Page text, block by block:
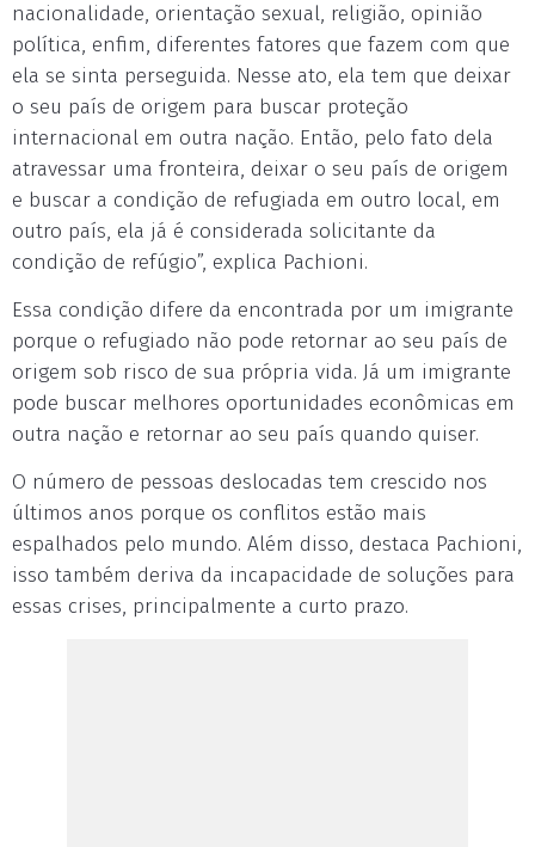
nacionalidade, orientação sexual, religião, opinião
política, enfim, diferentes fatores que fazem com que
ela se sinta perseguida. Nesse ato, ela tem que deixar
o seu país de origem para buscar proteção
internacional em outra nação. Então, pelo fato dela
atravessar uma fronteira, deixar o seu país de origem
e buscar a condição de refugiada em outro local, em
outro país, ela já é considerada solicitante da
condição de refúgio”, explica Pachioni.
Essa condição difere da encontrada por um imigrante
porque o refugiado não pode retornar ao seu país de
origem sob risco de sua própria vida. Já um imigrante
pode buscar melhores oportunidades econômicas em
outra nação e retornar ao seu país quando quiser.
O número de pessoas deslocadas tem crescido nos
últimos anos porque os conflitos estão mais
espalhados pelo mundo. Além disso, destaca Pachioni,
isso também deriva da incapacidade de soluções para
essas crises, principalmente a curto prazo.